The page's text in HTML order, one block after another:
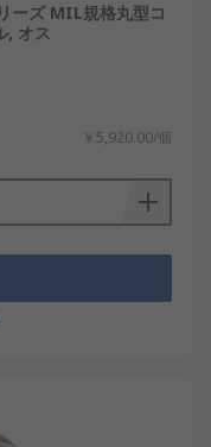
ズ MIL規格丸型コ
, オス
￥5,920.00/個